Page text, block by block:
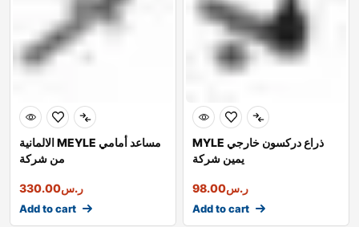
الالمانية MEYLE مساعد أمامي
من شركة
ر.س330.00
Add to cart
MYLE ذراع دركسون خارجي
يمين شركة
ر.س98.00
Add to cart